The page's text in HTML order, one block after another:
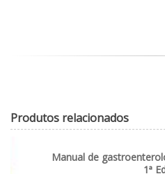
Produtos relacionados